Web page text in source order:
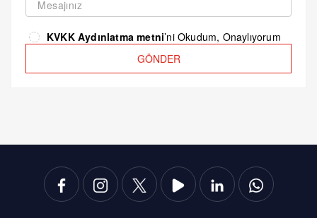
KVKK Aydınlatma metni’ni Okudum, Onaylıyorum
GÖNDER